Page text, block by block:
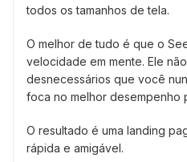
todos os tamanhos de tela.
O melhor de tudo é que o
velocidade em mente. Ele
desnecessários que você
foca no melhor desempenho
O resultado é uma landing
rápida e amigável.